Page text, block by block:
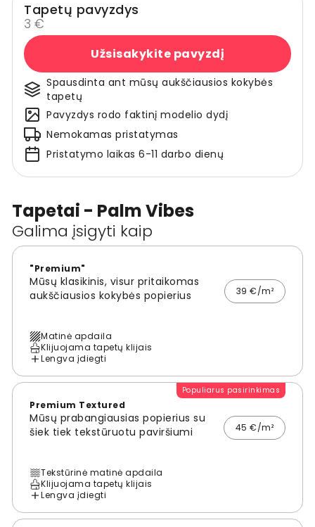
Tapetai - Palm Vibes
Galima įsigyti kaip
"Premium"
Mūsų klasikinis, visur pritaikomas
aukščiausios kokybės popierius
39 €/m²
Matinė apdaila
Klijuojama tapetų klijais
Lengva įdiegti
Populiarus pasirinkimas
Premium Textured
Mūsų prabangiausias popierius su
šiek tiek tekstūruotu paviršiumi
45 €/m²
Tekstūrinė matinė apdaila
Klijuojama tapetų klijais
Lengva įdiegti
Tapetų pavyzdys
3 €
Užsisakykite pavyzdį
Spausdinta ant mūsų aukščiausios kokybės
tapetų
Pavyzdys rodo faktinį modelio dydį
Nemokamas pristatymas
Pristatymo laikas 6-11 darbo dienų